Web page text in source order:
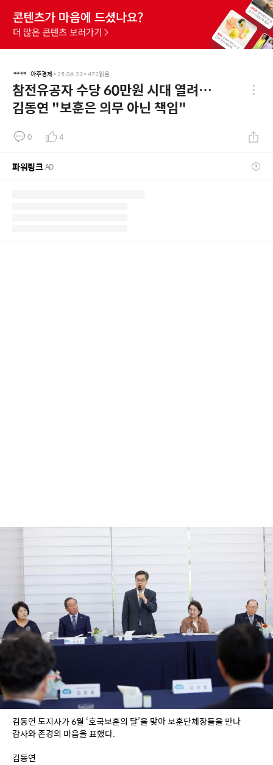
아주경제• 25.06.23• 472읽음
참전유공자 수당 60만원 시대 열려…
김동연 "보훈은 의무 아닌 책임"
0 4
파워링크AD
김동연 도지사가 6월 ‘호국보훈의 달’을 맞아 보훈단체장들을 만나
감사와 존경의 마음을 표했다.
김동연